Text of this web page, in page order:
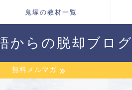
鬼塚の教材一覧
からの脱却ブログ
無料メルマガ